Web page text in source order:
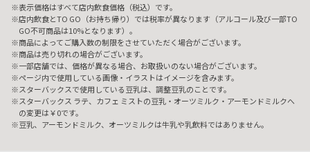
表示価格はすべて店内飲食価格（税込）です。
店内飲食とTO GO（お持ち帰り）では税率が異なります（アルコール及び一部TO
GO不可商品は10%となります）。
商品によってご購入数の制限をさせていただく場合がございます。
商品は売り切れの場合がございます。
一部店舗では、価格が異なる場合、お取扱いのない場合がございます。
ページ内で使用している画像・イラストはイメージを含みます。
スターバックスで使用している豆乳は、調整豆乳のことです。
スターバックス ラテ、カフェ ミストの豆乳・オーツミルク・アーモンドミルクへ
の変更は￥0です。
豆乳、アーモンドミルク、オーツミルクは牛乳や乳飲料ではありません。